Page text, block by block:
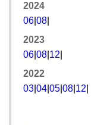
2024
06 08
2023
06 08 12
2022
03 04 05 08 12